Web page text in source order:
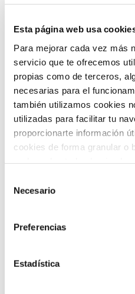
Esta página web usa
Para mejorar cada vez más
servicio que te ofrecemos
propias como de terceros,
necesarias para el
también utilizamos cookies
utilizadas para facilitar tu
proporcionarte información
cookies de forma granular o
política de cookies
Necesario
Preferencias
Estadística
Lucentum Alicante y Grupo
compromiso y suman
Celebrando Halloween de
para disfrutar con los más
Blog(39)
Cardiología